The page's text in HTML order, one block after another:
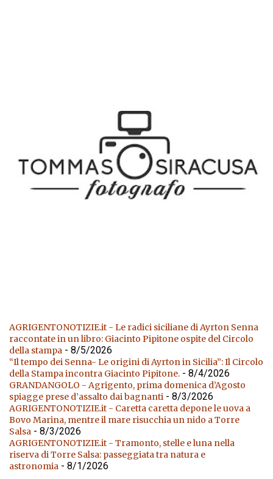
AGRIGENTONOTIZIE.it - Le radici siciliane di Ayrton Senna
raccontate in un libro: Giacinto Pipitone ospite del Circolo
della stampa - 8/5/2026
“Il tempo dei Senna- Le origini di Ayrton in Sicilia”: Il Circolo
della Stampa incontra Giacinto Pipitone. - 8/4/2026
GRANDANGOLO - Agrigento, prima domenica d’Agosto
spiagge prese d’assalto dai bagnanti - 8/3/2026
AGRIGENTONOTIZIE.it - Caretta caretta depone le uova a
Bovo Marina, mentre il mare risucchia un nido a Torre
Salsa - 8/3/2026
AGRIGENTONOTIZIE.it - Tramonto, stelle e luna nella
riserva di Torre Salsa: passeggiata tra natura e
astronomia - 8/1/2026